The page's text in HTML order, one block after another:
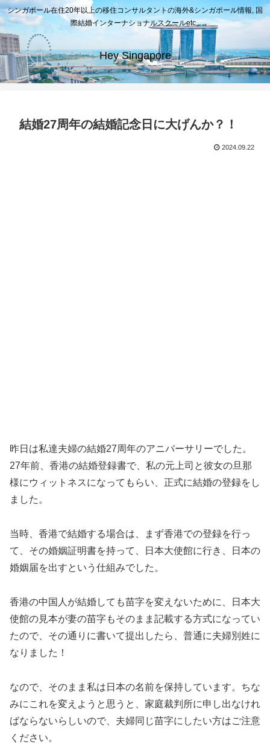
シンガポール在住20年以上の移住コンサルタントの海外&シンガポール情報, 国
際結婚インターナショナルスクールetc..
Hey Singapore
結婚27周年の結婚記念日に大げんか？！
2024.09.22
昨日は私達夫婦の結婚27周年のアニバーサリーでした。
27年前、香港の結婚登録書で、私の元上司と彼女の旦那
様にウィットネスになってもらい、正式に結婚の登録をし
ました。
当時、香港で結婚する場合は、まず香港での登録を行っ
て、その婚姻証明書を持って、日本大使館に行き、日本の
婚姻届を出すという仕組みでした。
香港の中国人が結婚しても苗字を変えないために、日本大
使館の見本が妻の苗字もそのまま記載する方式になってい
たので、その通りに書いて提出したら、普通に夫婦別姓に
なりました！
なので、そのまま私は日本の名前を保持しています。ちな
みにこれを変えようと思うと、家庭裁判所に申し出なけれ
ばならないらしいので、夫婦同じ苗字にしたい方はご注意
ください。